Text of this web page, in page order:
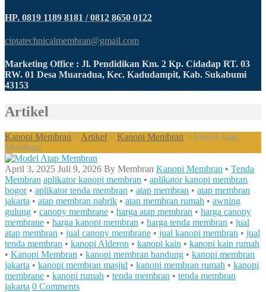
HP. 0819 1189 8181 / 0812 8650 0122
ciptatechnicalmembran@gmail.com
Marketing Office : Jl. Pendidikan Km. 2 Kp. Cidadap RT. 03
RW. 01 Desa Muaradua, Kec. Kadudampit, Kab. Sukabumi
43153
Artikel
Kanopi Membran > Artikel > Kanopi Membran > Model Atap
Membran
April 3, 2025 Juli 9, 2026 By Membran Kanopi Membran • Tenda
Membran aplikator kanopi membran • aplikator kanopi membran
bogor• aplikator tenda membran • atap membran • atap membran
jakarta • atap membran pabrik • atap membran rumah • awning
gulung • canopy membrane • harga atap membran • harga canopy
membrane • harga kanopi membran • harga tenda membran • jual
atap membran • jual canopy membrane • jual kanopi membran • jual
tenda membran • kanopi Alderon • kanopi kain • kanopi kain rumah
• Kanopi Membran • kanopi membran bandung • kanopi membran
jakarta • kanopi membran masjid • kanopi membran rumah • kanopi
membrane • kanopi rumah • tenda membran • tenda membran
jakarta 0 Comments